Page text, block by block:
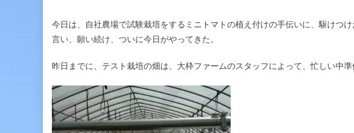
今日は、自社農場で試験栽培をするミニトマトの植え付けの手伝いに、駆けつ
言い、願い続け、ついに今日がやってきた。
昨日までに、テスト栽培の畑は、大枠ファームのスタッフによって、忙しい中準